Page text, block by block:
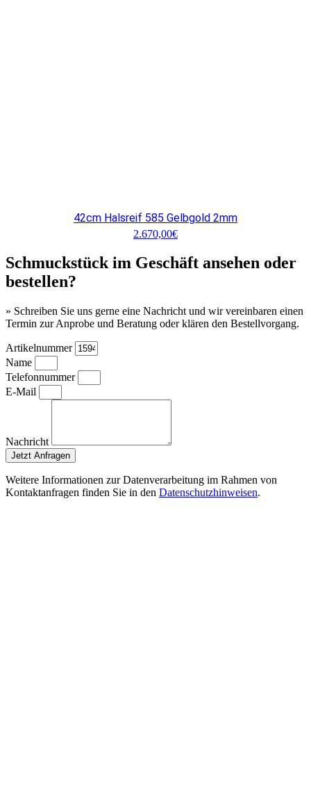
42cm Halsreif 585 Gelbgold 2mm
2.670,00€
Schmuckstück im Geschäft ansehen oder
bestellen?
» Schreiben Sie uns gerne eine Nachricht und wir vereinbaren einen
Termin zur Anprobe und Beratung oder klären den Bestellvorgang.
Artikelnummer
Name
Telefonnummer
E-Mail
Nachricht
Jetzt Anfragen
Weitere Informationen zur Datenverarbeitung im Rahmen von
Kontaktanfragen finden Sie in den Datenschutzhinweisen.